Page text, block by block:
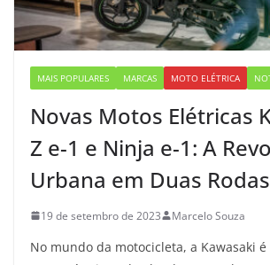
MAIS POPULARES MARCAS MOTO ELÉTRICA
Novas Motos Elétricas
Z e-1 e Ninja e-1: A
Urbana em Duas Rodas
19 de setembro de 2023 Marcelo Souza
No mundo da motocicleta, a Kawasaki